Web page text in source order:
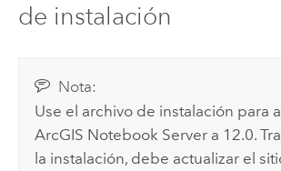
de instalación
Nota:
Use el archivo de instalación para
ArcGIS Notebook Server a 12.0.
la instalación, debe actualizar el